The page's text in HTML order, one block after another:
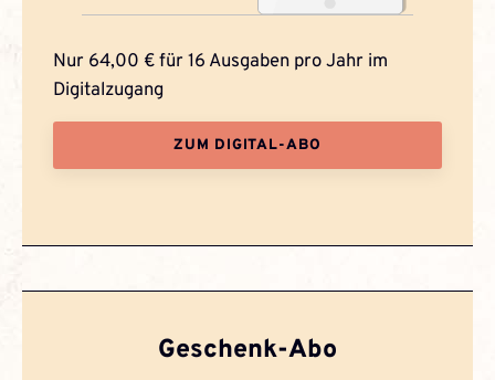
Nur 64,00 € für 16 Ausgaben pro Jahr im
Digitalzugang
ZUM DIGITAL-ABO
Geschenk-Abo